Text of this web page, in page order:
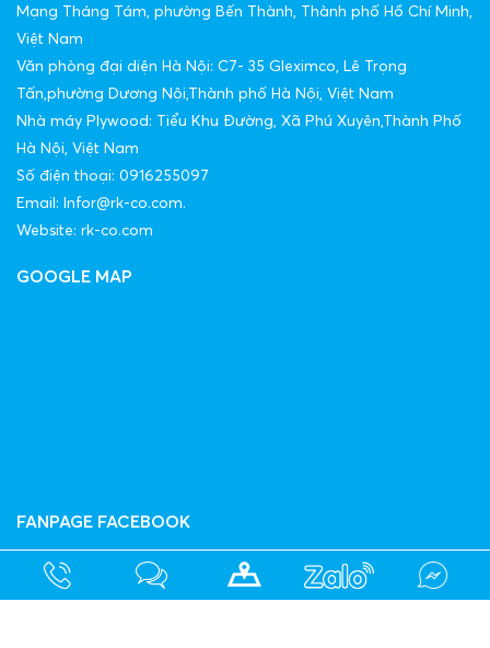
Mạng Tháng Tám, phường Bến Thành, Thành phố Hồ Chí Minh,
Việt Nam
Văn phòng đại diện Hà Nội: C7- 35 Gleximco, Lê Trọng
Tấn,phường Dương Nội,Thành phố Hà Nội, Việt Nam
Nhà máy Plywood: Tiểu Khu Đường, Xã Phú Xuyên,Thành Phố
Hà Nội, Việt Nam
Số điện thoại: 0916255097
Email: Infor@rk-co.com.
Website: rk-co.com
GOOGLE MAP
FANPAGE FACEBOOK